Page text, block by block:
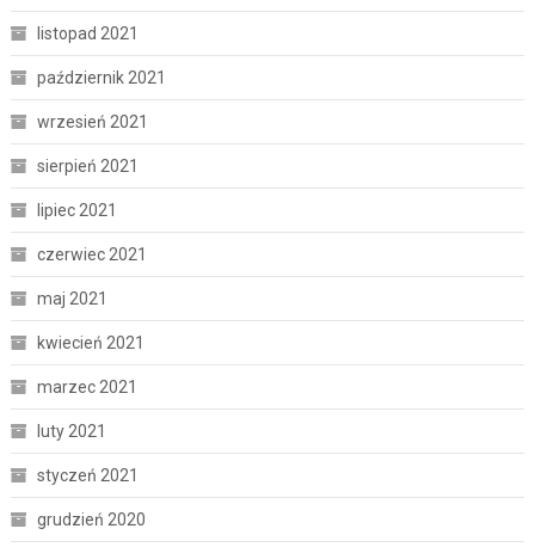
listopad 2021
październik 2021
wrzesień 2021
sierpień 2021
lipiec 2021
czerwiec 2021
maj 2021
kwiecień 2021
marzec 2021
luty 2021
styczeń 2021
grudzień 2020